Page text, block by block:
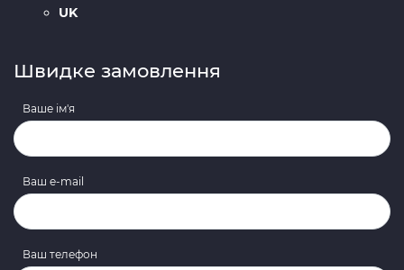
UK
Швидке замовлення
Ваше ім'я
Ваш e-mail
Ваш телефон